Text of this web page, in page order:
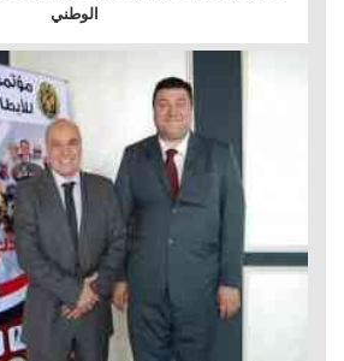
الوطني